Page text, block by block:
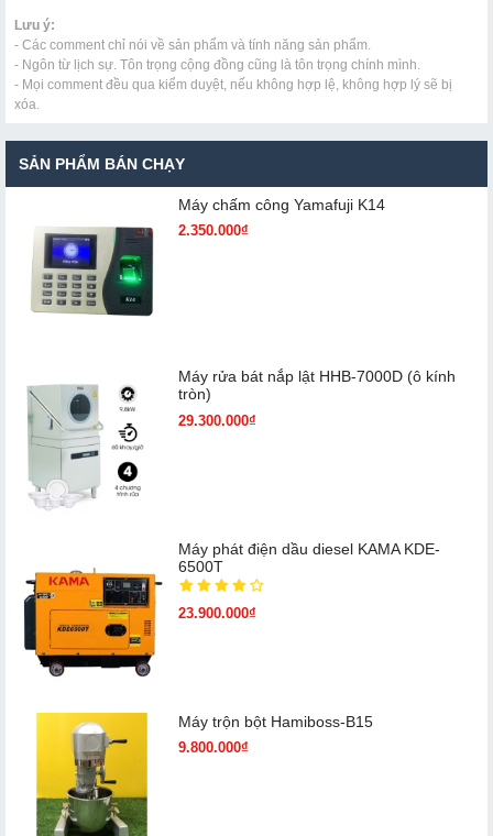
Lưu ý:
- Các comment chỉ nói về sản phẩm và tính năng sản phẩm.
- Ngôn từ lịch sự. Tôn trọng cộng đồng cũng là tôn trọng chính mình.
- Mọi comment đều qua kiểm duyệt, nếu không hợp lệ, không hợp lý sẽ bị
xóa.
SẢN PHẨM BÁN CHẠY
Máy chấm cô​ng Yamafuji K14
2.350.000₫
Máy rửa bát nắp lật HHB-7000D (ô kính
tròn)
29.300.000₫
Máy phát điện dầu diesel KAMA KDE-
6500T
23.900.000₫
Máy trộn bột Hamiboss-B15
9.800.000₫